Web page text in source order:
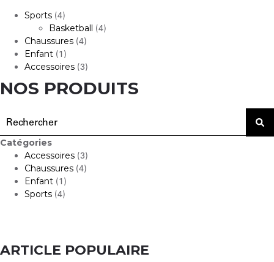
Sports (4)
Basketball (4)
Chaussures (4)
Enfant (1)
Accessoires (3)
NOS PRODUITS
Catégories
Accessoires (3)
Chaussures (4)
Enfant (1)
Sports (4)
ARTICLE POPULAIRE